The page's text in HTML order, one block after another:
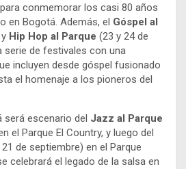
conmemorar los casi 80 años
en Bogotá. Además, el Góspel al
Hip Hop al Parque (23 y 24 de
serie de festivales con una
incluyen desde góspel fusionado
el homenaje a los pioneros del
será escenario del Jazz al Parque
el Parque El Country, y luego del
de septiembre) en el Parque
celebrará el legado de la salsa en